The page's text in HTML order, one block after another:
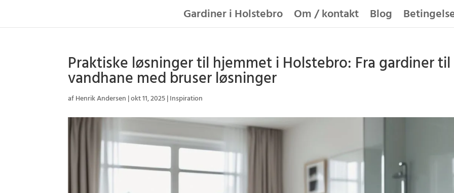
Gardiner i Holstebro Om / kontakt Blog
Praktiske løsninger til hjemmet i Holstebro: Fra gardiner til
vandhane med bruser løsninger
afHenrik Andersen |okt 11, 2025|Inspiration